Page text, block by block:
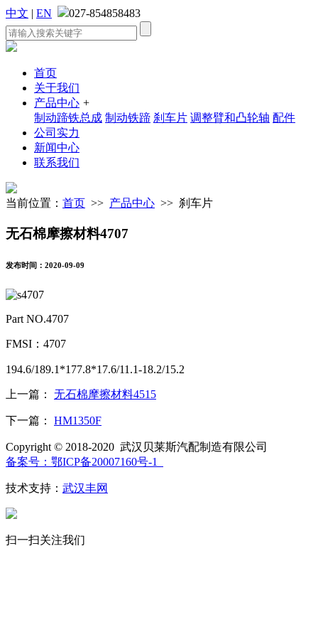
中文 | EN 027-854858483
首页
关于我们
产品中心 +
制动蹄铁总成 制动铁蹄 刹车片 调整臂和凸轮轴 配件
公司实力
新闻中心
联系我们
当前位置： 首页 >> 产品中心 >> 刹车片
无石棉摩擦材料4707
发布时间：2020-09-09
Part NO.4707
FMSI：4707
194.6/189.1*177.8*17.6/11.1-18.2/15.2
上一篇： 无石棉摩擦材料4515
下一篇： HM1350F
Copyright © 2018-2020 武汉贝莱斯汽配制造有限公司
备案号：鄂ICP备20007160号-1
技术支持： 武汉丰网
扫一扫关注我们